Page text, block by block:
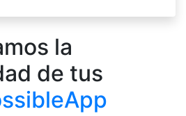
la
de tus